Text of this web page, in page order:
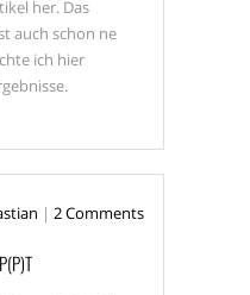
her. Das
auch schon ne
ich hier
| 2 Comments